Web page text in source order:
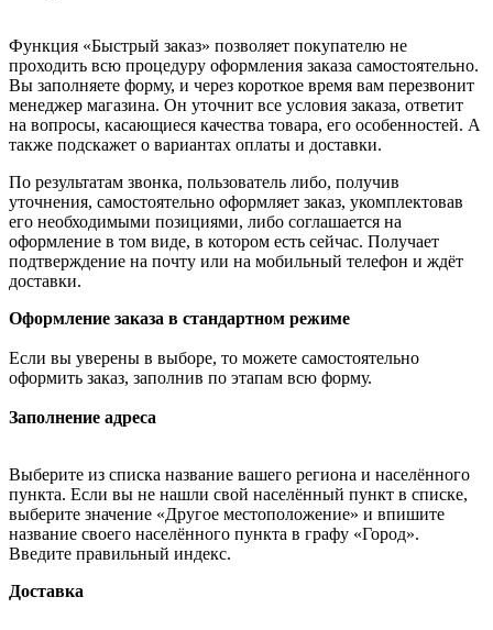
Функция «Быстрый заказ» позволяет покупателю не
проходить всю процедуру оформления заказа самостоятельно.
Вы заполняете форму, и через короткое время вам перезвонит
менеджер магазина. Он уточнит все условия заказа, ответит
на вопросы, касающиеся качества товара, его особенностей. А
также подскажет о вариантах оплаты и доставки.
По результатам звонка, пользователь либо, получив
уточнения, самостоятельно оформляет заказ, укомплектовав
его необходимыми позициями, либо соглашается на
оформление в том виде, в котором есть сейчас. Получает
подтверждение на почту или на мобильный телефон и ждёт
доставки.
Оформление заказа в стандартном режиме
Если вы уверены в выборе, то можете самостоятельно
оформить заказ, заполнив по этапам всю форму.
Заполнение адреса
Выберите из списка название вашего региона и населённого
пункта. Если вы не нашли свой населённый пункт в списке,
выберите значение «Другое местоположение» и впишите
название своего населённого пункта в графу «Город».
Введите правильный индекс.
Доставка